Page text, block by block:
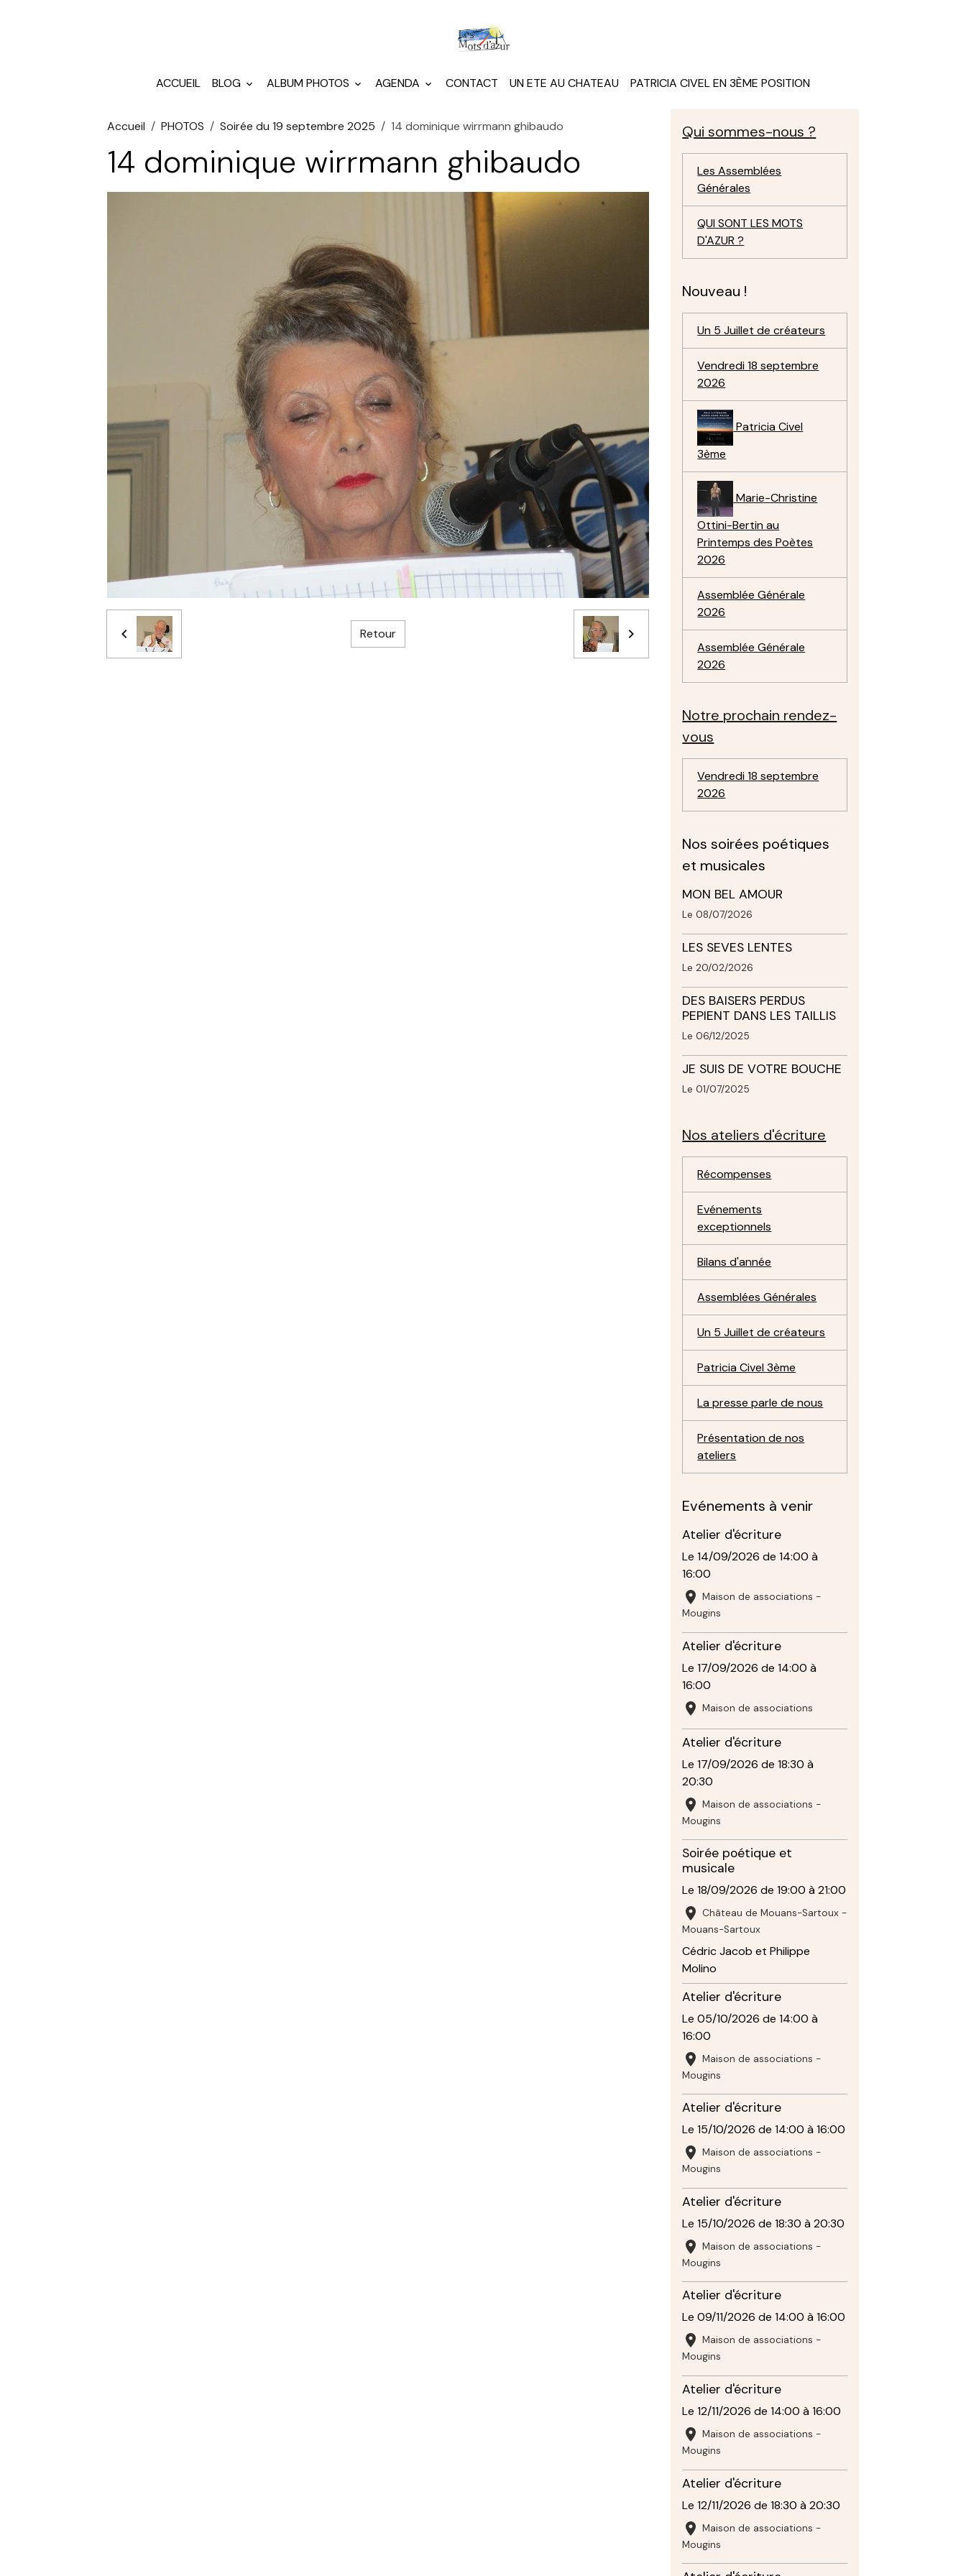
ACCUEIL BLOG ALBUM PHOTOS AGENDA CONTACT UN ETE AU CHATEAU PATRICIA CIVEL EN 3ÈME POSITION
Accueil PHOTOS Soirée du 19 septembre 2025 14 dominique wirrmann ghibaudo
14 dominique wirrmann ghibaudo
Retour
Qui sommes-nous ?
Les Assemblées
Générales
QUI SONT LES MOTS
D'AZUR ?
Nouveau !
Un 5 Juillet de créateurs
Vendredi 18 septembre
2026
Patricia Civel
3ème
Marie-Christine
Ottini-Bertin au
Printemps des Poètes
2026
Assemblée Générale
2026
Assemblée Générale
2026
Notre prochain rendez-
vous
Vendredi 18 septembre
2026
Nos soirées poétiques
et musicales
MON BEL AMOUR
Le 08/07/2026
LES SEVES LENTES
Le 20/02/2026
DES BAISERS PERDUS
PEPIENT DANS LES TAILLIS
Le 06/12/2025
JE SUIS DE VOTRE BOUCHE
Le 01/07/2025
Nos ateliers d'écriture
Récompenses
Evénements
exceptionnels
Bilans d'année
Assemblées Générales
Un 5 Juillet de créateurs
Patricia Civel 3ème
La presse parle de nous
Présentation de nos
ateliers
Evénements à venir
Atelier d'écriture
Le 14/09/2026 de 14:00 à
16:00
Maison de associations -
Mougins
Atelier d'écriture
Le 17/09/2026 de 14:00 à
16:00
Maison de associations
Atelier d'écriture
Le 17/09/2026 de 18:30 à
20:30
Maison de associations -
Mougins
Soirée poétique et
musicale
Le 18/09/2026 de 19:00 à 21:00
Château de Mouans-Sartoux -
Mouans-Sartoux
Cédric Jacob et Philippe
Molino
Atelier d'écriture
Le 05/10/2026 de 14:00 à
16:00
Maison de associations -
Mougins
Atelier d'écriture
Le 15/10/2026 de 14:00 à 16:00
Maison de associations -
Mougins
Atelier d'écriture
Le 15/10/2026 de 18:30 à 20:30
Maison de associations -
Mougins
Atelier d'écriture
Le 09/11/2026 de 14:00 à 16:00
Maison de associations -
Mougins
Atelier d'écriture
Le 12/11/2026 de 14:00 à 16:00
Maison de associations -
Mougins
Atelier d'écriture
Le 12/11/2026 de 18:30 à 20:30
Maison de associations -
Mougins